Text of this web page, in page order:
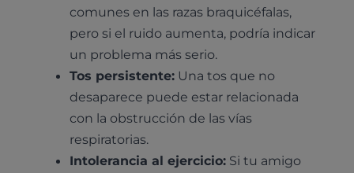
comunes en las razas braquicéfalas,
pero si el ruido aumenta, podría indicar
un problema más serio.
Tos persistente: Una tos que no
desaparece puede estar relacionada
con la obstrucción de las vías
respiratorias.
Intolerancia al ejercicio: Si tu amigo